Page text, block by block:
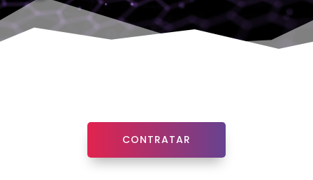
CONTRATAR